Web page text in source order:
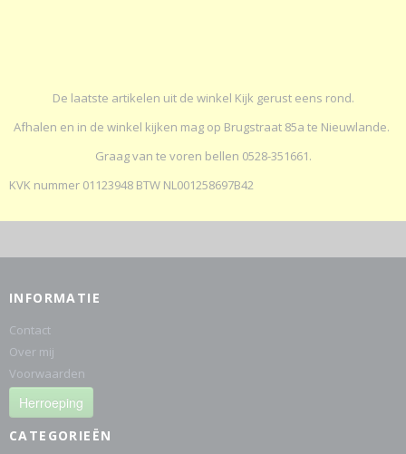
De laatste artikelen uit de winkel Kijk gerust eens rond.
Afhalen en in de winkel kijken mag op Brugstraat 85a te Nieuwlande.
Graag van te voren bellen 0528-351661.
KVK nummer 01123948 BTW NL001258697B42
INFORMATIE
Contact
Over mij
Voorwaarden
Herroeping
CATEGORIEËN